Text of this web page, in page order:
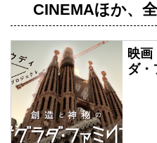
CINEMAほか、
映画
ダ・